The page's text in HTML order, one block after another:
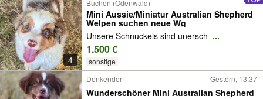
4
Buchen (Odenwald)
Mini Aussie/Miniatur Australian Shepherd
Welpen suchen neue Wg
Unsere Schnuckels sind unersch ...
1.500 €
sonstige
Denkendorf Gestern, 13:37
Wunderschöner Mini Australian Shepherd